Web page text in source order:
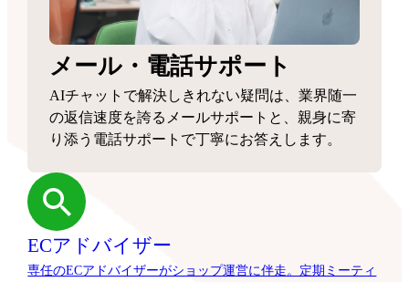
メール・電話サポート
AIチャットで解決しきれない疑問は、業界随一
の返信速度を誇るメールサポートと、親身に寄
り添う電話サポートで丁寧にお答えします。
ECアドバイザー
専任のECアドバイザーがショップ運営に伴走。定期ミーティ